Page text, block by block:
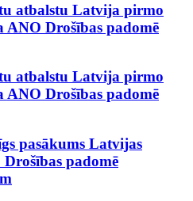
atbalstu Latvija pirmo
ANO Drošības padomē
atbalstu Latvija pirmo
ANO Drošības padomē
pasākums Latvijas
padomē